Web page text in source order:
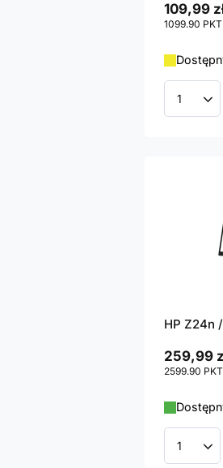
109,99
1099.90 PKT
Ilość
HP Z24n
259,99
2599.90 PKT
Ilość